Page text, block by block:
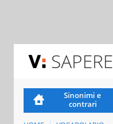
SAPERE
Sinonimi e
contrari